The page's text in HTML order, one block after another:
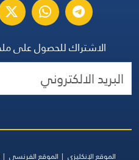
الاشتراك للحصول على
الموقع الإنكليزي الموقع الفرنسي